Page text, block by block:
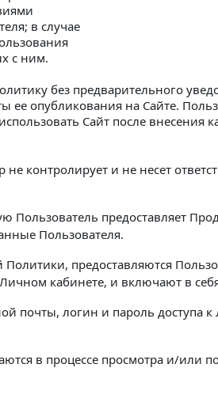
в случае
с ним.
без предварительного
ее опубликования на Сайте.
Сайт после внесения
контролирует и не несет
предоставляет
Пользователя.
предоставляются
кабинете, и включают в
почты, логин и пароль доступа
в процессе просмотра и/или